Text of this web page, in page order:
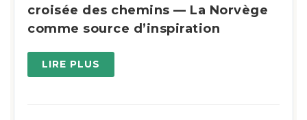
croisée des chemins — La Norvège
comme source d’inspiration
LIRE PLUS